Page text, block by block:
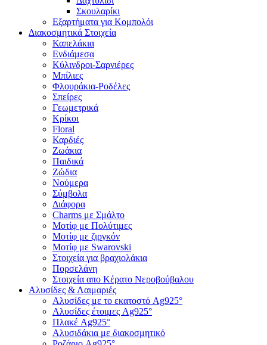
Σκουλαρίκι
Εξαρτήματα για Κομπολόι
Διακοσμητικά Στοιχεία
Καπελάκια
Ενδιάμεσα
Κύλινδροι-Σαρνιέρες
Μπίλιες
Φλουράκια-Ροδέλες
Σπείρες
Γεωμετρικά
Κρίκοι
Floral
Καρδιές
Ζωάκια
Παιδικά
Ζώδια
Νούμερα
Σύμβολα
Διάφορα
Charms με Σμάλτο
Μοτίφ με Πολύτιμες
Μοτίφ με ζιργκόν
Μοτίφ με Swarovski
Στοιχεία για βραχιολάκια
Πορσελάνη
Στοιχεία απο Κέρατο Νεροβούβαλου
Αλυσίδες & Λαιμαριές
Αλυσίδες με το εκατοστό Ag925°
Αλυσίδες έτοιμες Ag925°
Πλακέ Ag925°
Αλυσιδάκια με διακοσμητικό